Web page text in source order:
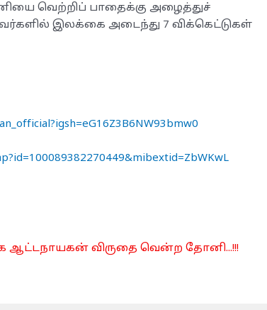
வெற்றிப் பாதைக்கு அழைத்துச்
இலக்கை அடைந்து 7 விக்கெட்டுகள்
ஆட்டநாயகன் விருதை வென்ற தோனி...!!!